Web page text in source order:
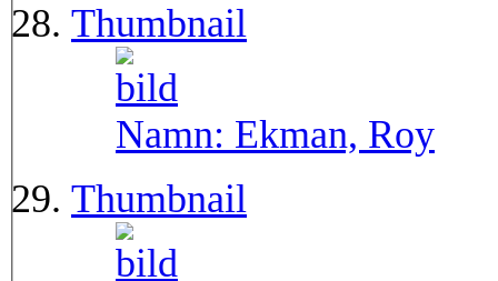
Thumbnail
Namn: Ekman, Roy
Thumbnail